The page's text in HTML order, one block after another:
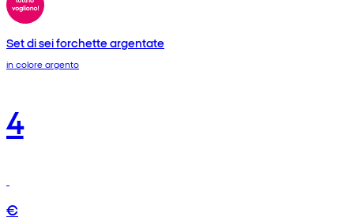
Set di sei forchette argentate
in colore argento
4
€